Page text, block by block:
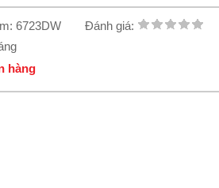
6723DW
Đánh giá:
hàng